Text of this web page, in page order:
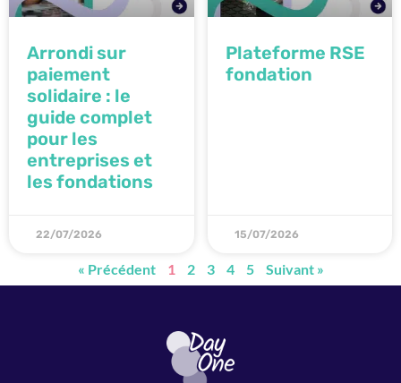
Arrondi sur
paiement
solidaire : le
guide complet
pour les
entreprises et
les fondations
22/07/2026
Plateforme RSE
fondation
15/07/2026
« Précédent 1 2 3 4 5 Suivant »